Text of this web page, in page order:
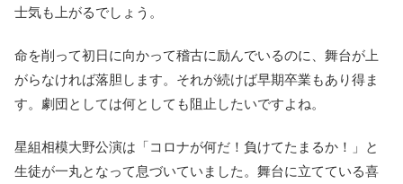
士気も上がるでしょう。
命を削って初日に向かって稽古に励んでいるのに、舞台が上
がらなければ落胆します。それが続けば早期卒業もあり得ま
す。劇団としては何としても阻止したいですよね。
星組相模大野公演は「コロナが何だ！負けてたまるか！」と
生徒が一丸となって息づいていました。舞台に立てている喜